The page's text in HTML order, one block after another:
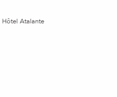
Hôtel Atalante